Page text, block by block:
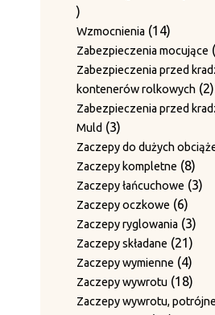
1
produkt
Wzmocnienia 1414
Zabezpieczenia mocujące
Zabezpieczenia przed
kontenerów rolkowych
22
Zabezpieczenia przed
Muld
33
produkty
Zaczepy do dużych
Zaczepy kompletne 88
Zaczepy łańcuchowe 33
Zaczepy oczkowe 66
Zaczepy ryglowania 33
Zaczepy składane 2121
Zaczepy wymienne 44
Zaczepy wywrotu 1818
Zaczepy wywrotu, potrójne